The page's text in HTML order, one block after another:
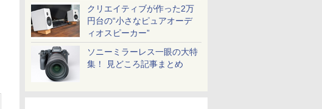
クリエイティブが作った2万
円台の“小さなピュアオーデ
ィオスピーカー”
ソニーミラーレス一眼の大特
集！ 見どころ記事まとめ